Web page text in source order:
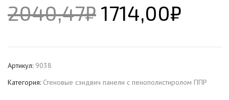
2040,47₽ 1714,00₽
Артикул: 9038
Категория: Стеновые сэндвич панели с пенополистиролом ППР